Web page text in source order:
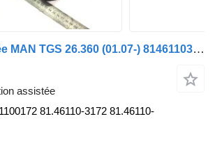
Direction assistée MAN TGS 26.360 (01.07-) 81461103172 pour tracteur routier MAN TGL, TGM, TGS, TGX (2005-2021)
assistée
81.46110-3172 81.46110-